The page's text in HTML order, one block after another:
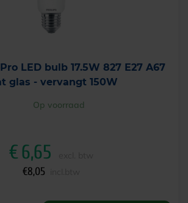
LED bulb 17.5W 827 E27 A67
glas - vervangt 150W
Op voorraad
€6,65
€8,05